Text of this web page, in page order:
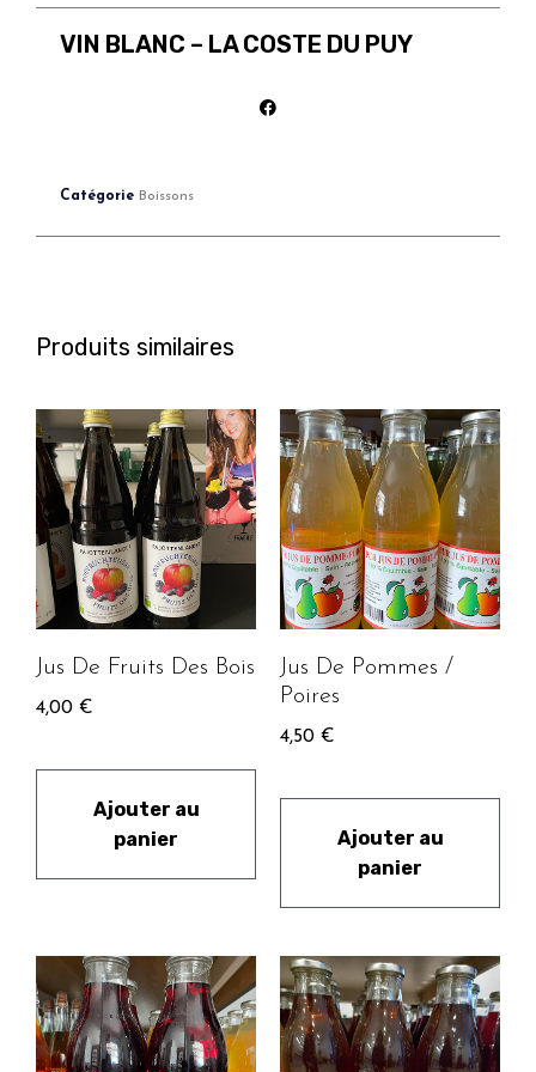
VIN BLANC – LA COSTE DU PUY
Catégorie Boissons
Produits similaires
Jus De Fruits Des Bois
4,00 €
Ajouter au
panier
Jus De Pommes /
Poires
4,50 €
Ajouter au
panier